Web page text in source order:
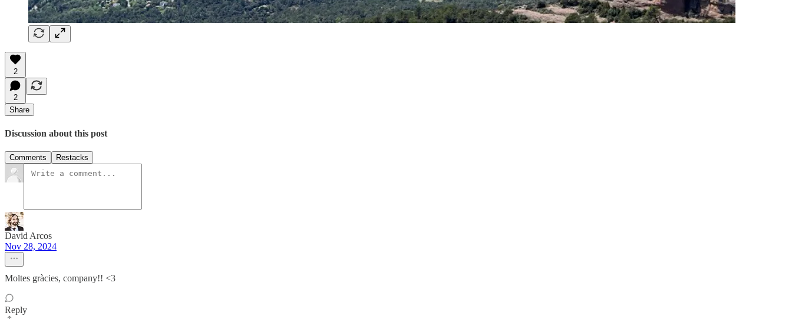
2
2
Share
Discussion about this post
Comments Restacks
David Arcos
Nov 28, 2024
Moltes gràcies, company!! <3
Reply